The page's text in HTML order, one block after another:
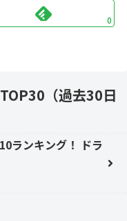
0
（過去30日
ランキング！ ドラ